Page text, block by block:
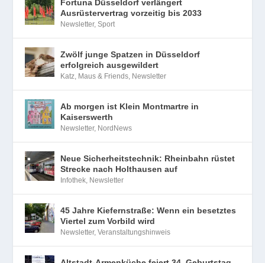
Fortuna Düsseldorf verlängert
Ausrüstervertrag vorzeitig bis 2033
Newsletter,Sport
Zwölf junge Spatzen in Düsseldorf
erfolgreich ausgewildert
Katz, Maus & Friends, Newsletter
Ab morgen ist Klein Montmartre in
Kaiserswerth
Newsletter, NordNews
Neue Sicherheitstechnik: Rheinbahn rüstet
Strecke nach Holthausen auf
Infothek, Newsletter
45 Jahre Kiefernstraße: Wenn ein besetztes
Viertel zum Vorbild wird
Newsletter,Veranstaltungshinweis